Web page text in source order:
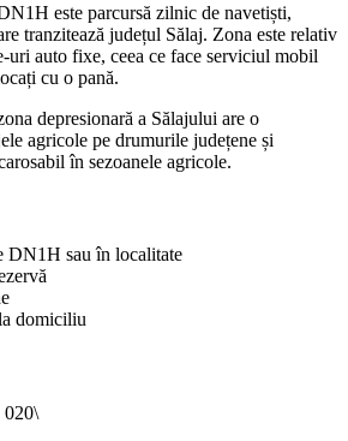
este parcursă zilnic de navetiști,
tranzitează județul Sălaj. Zona este relativ
uri auto fixe, ceea ce face serviciul mobil
cu o pană.
depresionară a Sălajului are o
agricole pe drumurile județene și
în sezoanele agricole.
DN1H sau în localitate
domiciliu
020\